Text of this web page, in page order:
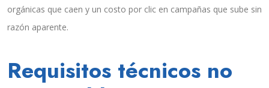
orgánicas que caen y un costo por clic en campañas que sube sin
razón aparente.
Requisitos técnicos no